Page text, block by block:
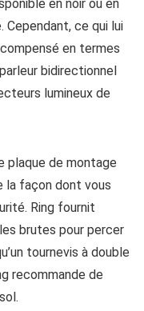
en noir ou en
Cependant, ce qui lui
en termes
bidirectionnel
lumineux de
plaque de montage
la façon dont vous
Ring fournit
brutes pour percer
tournevis à double
recommande de